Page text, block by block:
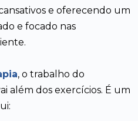
e oferecendo um
e focado nas
, o trabalho do
além dos exercícios. É um